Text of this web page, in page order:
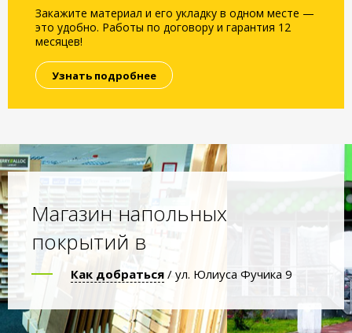
Закажите материал и его укладку в одном месте —
это удобно. Работы по договору и гарантия 12
месяцев!
Узнать подробнее
Магазин напольных
покрытий в
Как добраться / ул. Юлиуса Фучика 9